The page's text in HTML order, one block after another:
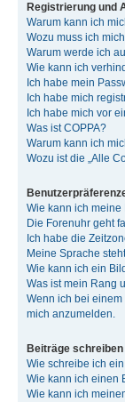
Registrierung und
Warum kann ich
Wozu muss ich
Warum werde ich
Wie kann ich
Ich habe mein
Ich habe mich
Ich habe mich vor
Was ist COPPA?
Warum kann ich
Wozu ist die „Alle
Wie kann ich
Die Forenuhr geht
Ich habe die
Meine Sprache
Wie kann ich ein
Was ist mein Rang
Wenn ich bei
mich anzumelden.
Beiträge schreiben
Wie schreibe ich
Wie kann ich einen
Wie kann ich